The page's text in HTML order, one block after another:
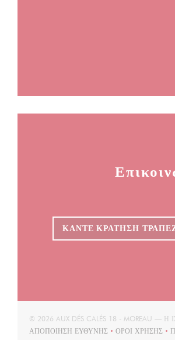
ΚΆΝΤΕ ΚΡΆΤΗΣΗ
© 2026 AUX DÉS CALÉS 18 - MOREAU
ΑΠΟΠΟΊΗΣΗ ΕΥΘΎΝΗΣ
((ΑΝΟΊΓΕΙ ΣΕ ΝΈΟ ΠΑΡΆΘΥΡΟ))
ΌΡΟΙ ΧΡΉΣΗΣ